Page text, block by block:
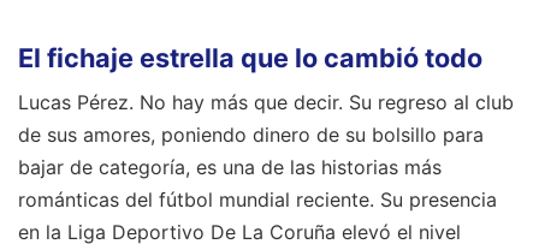
El fichaje estrella que lo cambió todo
Lucas Pérez. No hay más que decir. Su regreso al club
de sus amores, poniendo dinero de su bolsillo para
bajar de categoría, es una de las historias más
románticas del fútbol mundial reciente. Su presencia
en la Liga Deportivo De La Coruña elevó el nivel